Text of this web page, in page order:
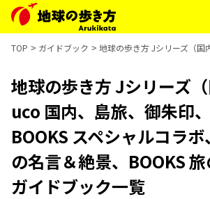
TOP ガイドブック 地球の歩き方 Jシリーズ（国
地球の歩き方 Jシリーズ
uco 国内、島旅、御朱印
BOOKS スペシャルコラ
の名言＆絶景、BOOKS
ガイドブック一覧